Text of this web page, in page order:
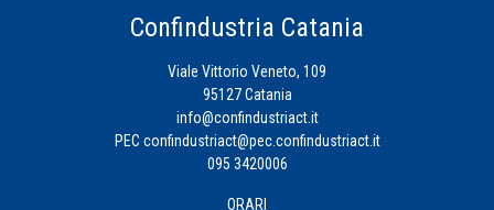
Confindustria Catania
Viale Vittorio Veneto, 109
95127 Catania
info@confindustriact.it
PEC confindustriact@pec.confindustriact.it
095 3420006
ORARI